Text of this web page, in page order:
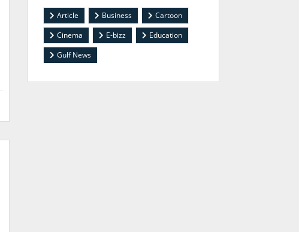
Article Business
Cartoon
Cinema
E-bizz
Education
Gulf News